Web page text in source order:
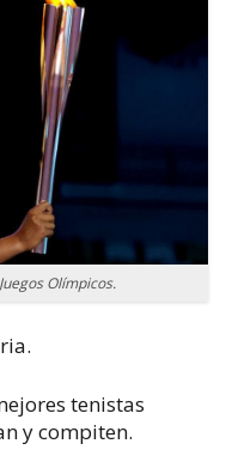
Olímpicos.
tenistas
y compiten.